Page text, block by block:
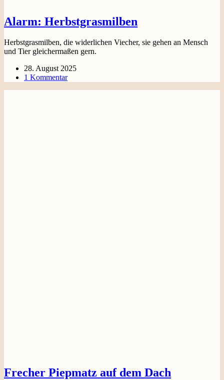
Alarm: Herbstgrasmilben
Herbstgrasmilben, die widerlichen Viecher, sie gehen an Mensch
und Tier gleichermaßen gern.
28. August 2025
1 Kommentar
Frecher Piepmatz auf dem Dach